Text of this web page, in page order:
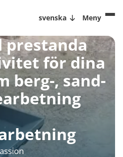
svenska Meny
prestanda
för dina
berg-, sand-